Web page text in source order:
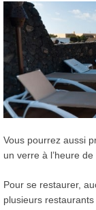
Vous pourrez aussi
un verre à l’heure de
Pour se restaurer,
plusieurs